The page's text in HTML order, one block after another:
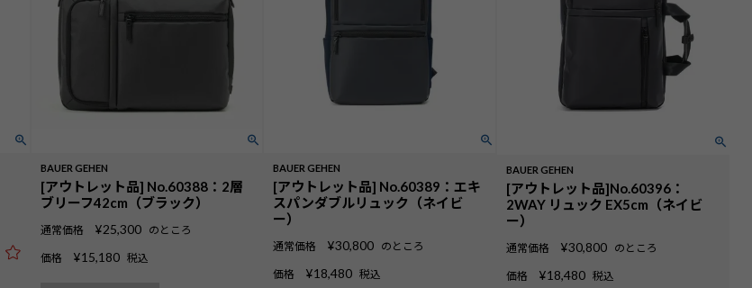
BAUER GEHEN
[アウトレット品] No.60388：2層
ブリーフ42cm（ブラック）
通常価格 ¥25,300 のところ
価格 ¥15,180 税込
BAUER GEHEN
[アウトレット品] No.60389：エキ
スパンダブルリュック（ネイビ
ー）
通常価格 ¥30,800 のところ
価格 ¥18,480 税込
BAUER GEHEN
[アウトレット品]No.60396：
2WAY リュック EX5cm（ネイビ
ー）
通常価格 ¥30,800 のところ
価格 ¥18,480 税込